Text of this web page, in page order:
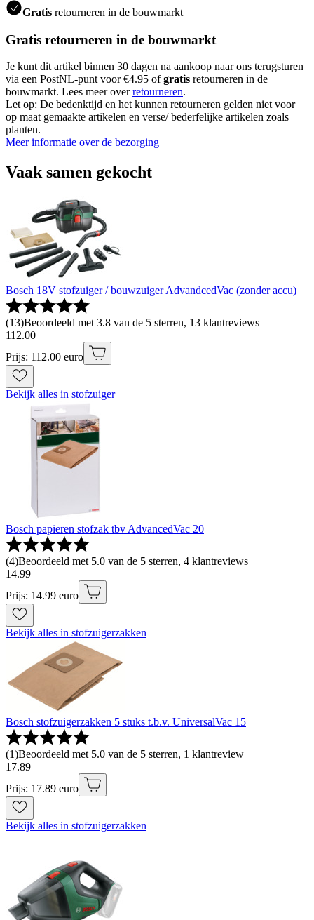
Gratis retourneren in de bouwmarkt
Gratis retourneren in de bouwmarkt
Je kunt dit artikel binnen 30 dagen na aankoop naar ons terugsturen
via een PostNL-punt voor €4.95 ofgratis retourneren in de
bouwmarkt. Lees meer overretourneren.
Let op: De bedenktijd en het kunnen retourneren gelden niet voor
op maat gemaakte artikelen en verse/ bederfelijke artikelen zoals
planten.
Meer informatie over de bezorging
Vaak samen gekocht
Bosch 18V stofzuiger / bouwzuiger AdvandcedVac (zonder accu)
(13)Beoordeeld met 3.8 van de 5 sterren, 13 klantreviews
112.00
Prijs: 112.00 euro
Bekijk alles in stofzuiger
Bosch papieren stofzak tbv AdvancedVac 20
(4)Beoordeeld met 5.0 van de 5 sterren, 4 klantreviews
14.99
Prijs: 14.99 euro
Bekijk alles in stofzuigerzakken
Bosch stofzuigerzakken 5 stuks t.b.v. UniversalVac 15
(1)Beoordeeld met 5.0 van de 5 sterren, 1 klantreview
17.89
Prijs: 17.89 euro
Bekijk alles in stofzuigerzakken